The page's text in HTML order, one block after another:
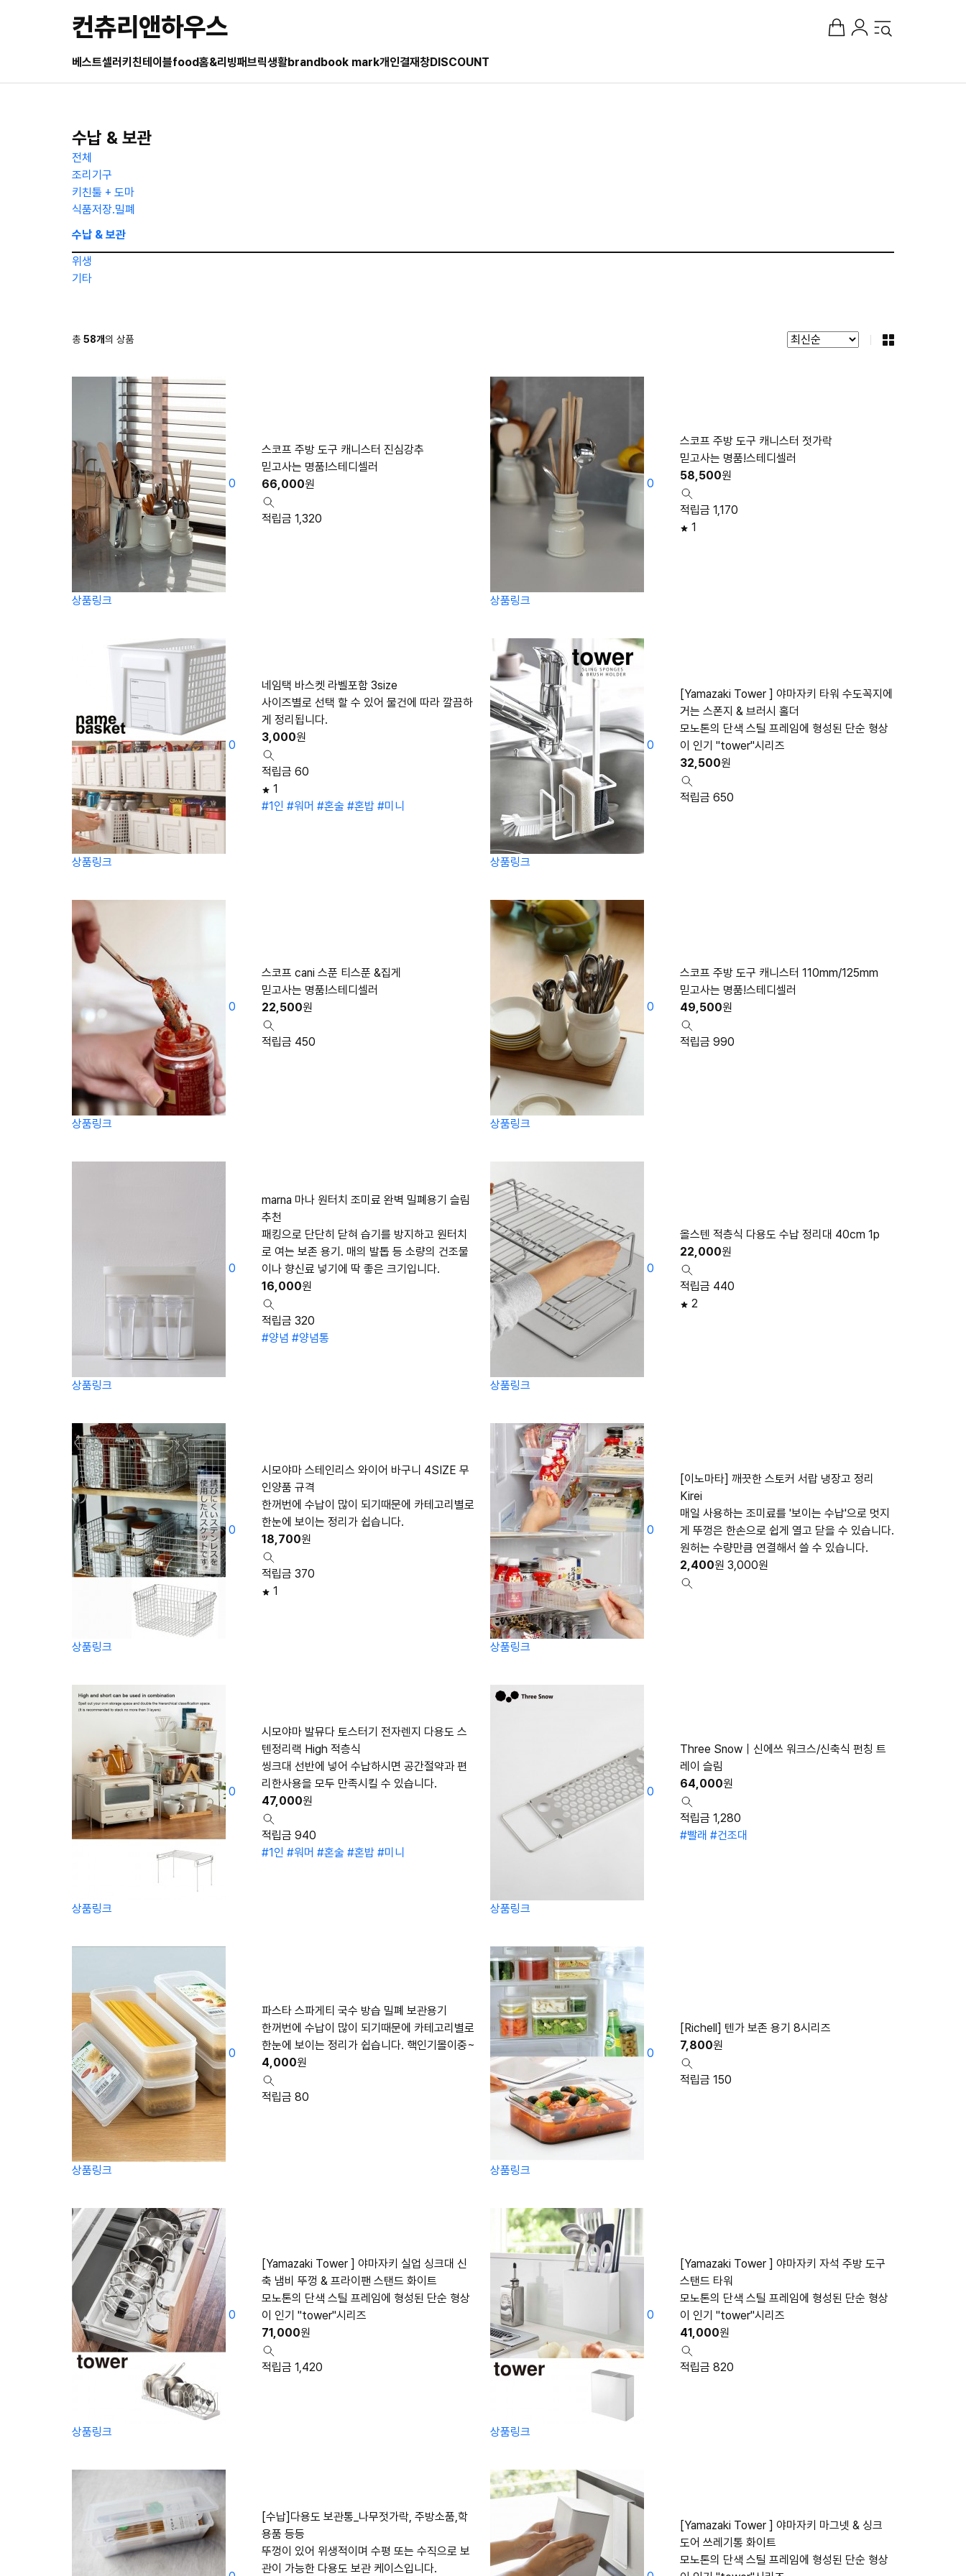
컨츄리앤하우스
베스트셀러 키친테이블food홈&리빙패브릭생활brandbook mark개인결재창DISCOUNT
수납 & 보관
전체
조리기구
키친툴 + 도마
식품저장.밀폐
수납 & 보관
위생
기타
총 58개의 상품
0
스코프 주방 도구 캐니스터 진심강추
믿고사는 명품!스테디셀러
66,000원
적립금 1,320
상품링크
0
스코프 주방 도구 캐니스터 젓가락
믿고사는 명품!스테디셀러
58,500원
적립금 1,170
1
상품링크
0
네임택 바스켓 라벨포함 3size
사이즈별로 선택 할 수 있어 물건에 따라 깔끔하
게 정리됩니다.
3,000원
적립금 60
1
#1인 #워머 #혼술 #혼밥 #미니
상품링크
0
[Yamazaki Tower ] 야마자키 타워 수도꼭지에
거는 스폰지 & 브러시 홀더
모노톤의 단색 스틸 프레임에 형성된 단순 형상
이 인기 "tower"시리즈
32,500원
적립금 650
상품링크
0
스코프 cani 스푼 티스푼 &집게
믿고사는 명품!스테디셀러
22,500원
적립금 450
상품링크
0
스코프 주방 도구 캐니스터 110mm/125mm
믿고사는 명품!스테디셀러
49,500원
적립금 990
상품링크
0
marna 마나 원터치 조미료 완벽 밀폐용기 슬림
추천
패킹으로 단단히 닫혀 습기를 방지하고 원터치
로 여는 보존 용기. 매의 발톱 등 소량의 건조물
이나 향신료 넣기에 딱 좋은 크기입니다.
16,000원
적립금 320
#양념 #양념통
상품링크
0
올스텐 적층식 다용도 수납 정리대 40cm 1p
22,000원
적립금 440
2
상품링크
0
시모야마 스테인리스 와이어 바구니 4SIZE 무
인양품 규격
한꺼번에 수납이 많이 되기때문에 카테고리별로
한눈에 보이는 정리가 쉽습니다.
18,700원
적립금 370
1
상품링크
0
[이노마타] 깨끗한 스토커 서랍 냉장고 정리
Kirei
매일 사용하는 조미료를 '보이는 수납'으로 멋지
게 뚜껑은 한손으로 쉽게 열고 닫을 수 있습니다.
원허는 수량만큼 연결해서 쓸 수 있습니다.
2,400원 3,000원
상품링크
0
시모야마 발뮤다 토스터기 전자렌지 다용도 스
텐정리랙 High 적층식
씽크대 선반에 넣어 수납하시면 공간절약과 편
리한사용을 모두 만족시킬 수 있습니다.
47,000원
적립금 940
#1인 #워머 #혼술 #혼밥 #미니
상품링크
0
Three Snow｜신에쓰 워크스/신축식 펀칭 트
레이 슬림
64,000원
적립금 1,280
#빨래 #건조대
상품링크
0
파스타 스파게티 국수 방습 밀폐 보관용기
한꺼번에 수납이 많이 되기때문에 카테고리별로
한눈에 보이는 정리가 쉽습니다. 핵인기몰이중~
4,000원
적립금 80
상품링크
0
[Richell] 텐가 보존 용기 8시리즈
7,800원
적립금 150
상품링크
0
[Yamazaki Tower ] 야마자키 실업 싱크대 신
축 냄비 뚜껑 & 프라이팬 스탠드 화이트
모노톤의 단색 스틸 프레임에 형성된 단순 형상
이 인기 "tower"시리즈
71,000원
적립금 1,420
상품링크
0
[Yamazaki Tower ] 야마자키 자석 주방 도구
스탠드 타워
모노톤의 단색 스틸 프레임에 형성된 단순 형상
이 인기 "tower"시리즈
41,000원
적립금 820
상품링크
[수납]다용도 보관통_나무젓가락, 주방소품,학
용품 등등
뚜껑이 있어 위생적이며 수평 또는 수직으로 보
관이 가능한 다용도 보관 케이스입니다.
[Yamazaki Tower ] 야마자키 마그넷 & 싱크
도어 쓰레기통 화이트
모노톤의 단색 스틸 프레임에 형성된 단순 형상